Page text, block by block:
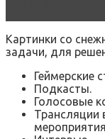
Картинки со
задачи, для
Геймерские
Подкасты.
Голосовые
Трансляции